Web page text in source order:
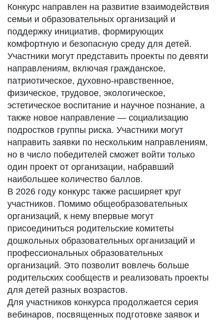
Конкурс направлен на развитие взаимодействия
семьи и образовательных организаций и
поддержку инициатив, формирующих
комфортную и безопасную среду для детей.
Участники могут представить проекты по девяти
направлениям, включая гражданское,
патриотическое, духовно-нравственное,
физическое, трудовое, экологическое,
эстетическое воспитание и научное познание, а
также новое направление — социализацию
подростков группы риска. Участники могут
направить заявки по нескольким направлениям,
но в число победителей сможет войти только
один проект от организации, набравший
наибольшее количество баллов.
В 2026 году конкурс также расширяет круг
участников. Помимо общеобразовательных
организаций, к нему впервые могут
присоединиться родительские комитеты
дошкольных образовательных организаций и
профессиональных образовательных
организаций. Это позволит вовлечь больше
родительских сообществ и реализовать проекты
для детей разных возрастов.
Для участников конкурса продолжается серия
вебинаров, посвященных подготовке заявок и